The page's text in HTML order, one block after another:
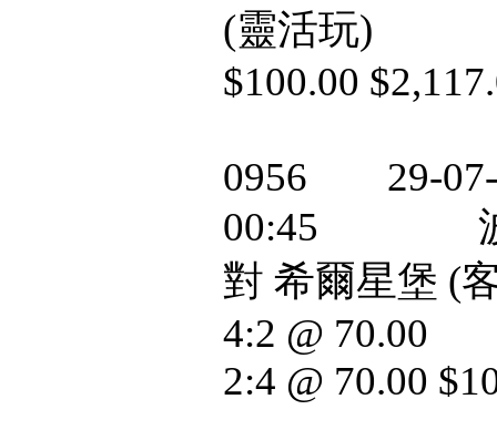
(靈活玩)
$100.00
0956 29-07-
00:45 波
對 希爾星堡 (
4:2 @ 70.00
2:4 @ 70.00